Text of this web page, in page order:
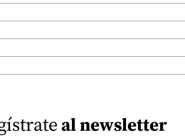
al newsletter